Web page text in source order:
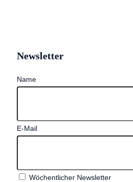
Newsletter
Name
E-Mail
Wöchentlicher Newsletter